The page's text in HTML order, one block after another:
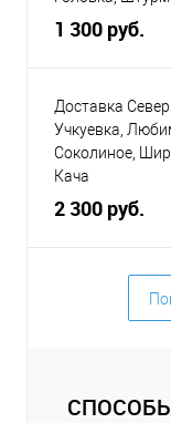
1 300 руб.
Доставка
Учкуевка,
Соколиное,
Кача
2 300 руб.